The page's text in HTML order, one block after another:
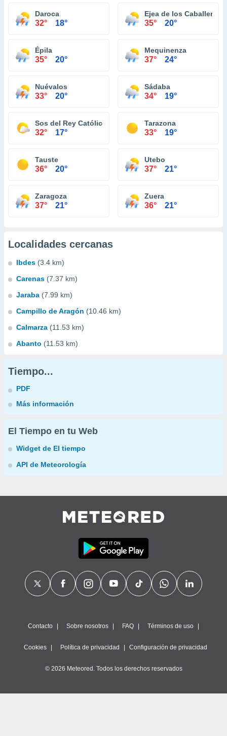
Daroca
32° 18°
Ejea de los Caballeros
35° 20°
Épila
35° 20°
Mequinenza
37° 24°
Nuévalos
33° 20°
Sádaba
34° 19°
Sos del Rey Católico
32° 17°
Tarazona
33° 19°
Tauste
36° 20°
Utebo
37° 21°
Zaragoza
37° 21°
Zuera
36° 21°
Localidades cercanas
Ibdes (3.4 km)
Carenas (7.37 km)
Jaraba (7.99 km)
Campillo de Aragón (10.46 km)
Calmarza (11.53 km)
Abanto (11.53 km)
Tiempo...
PDF
Más información
El Tiempo en tu Web
Widget de El tiempo
API de Meteorología
Contacto Sobre nosotros FAQ Términos de uso
Cookies Política de privacidad Configuración de privacidad
© 2026 Meteored. Todos los derechos reservados